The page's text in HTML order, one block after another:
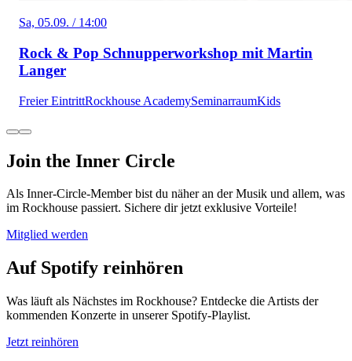
Sa, 05.09. / 14:00
Rock & Pop Schnupperworkshop mit Martin
Langer
Freier EintrittRockhouse AcademySeminarraumKids
Join the Inner Circle
Als Inner-Circle-Member bist du näher an der Musik und allem, was
im Rockhouse passiert. Sichere dir jetzt exklusive Vorteile!
Mitglied werden
Auf Spotify reinhören
Was läuft als Nächstes im Rockhouse? Entdecke die Artists der
kommenden Konzerte in unserer Spotify-Playlist.
Jetzt reinhören